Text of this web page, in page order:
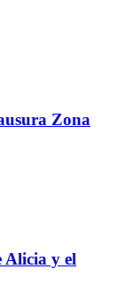
Zona
Alicia y el